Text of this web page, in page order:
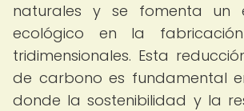
naturales y se fomenta un
ecológico en la
tridimensionales. Esta
de carbono es fundamental
donde la sostenibilidad y la